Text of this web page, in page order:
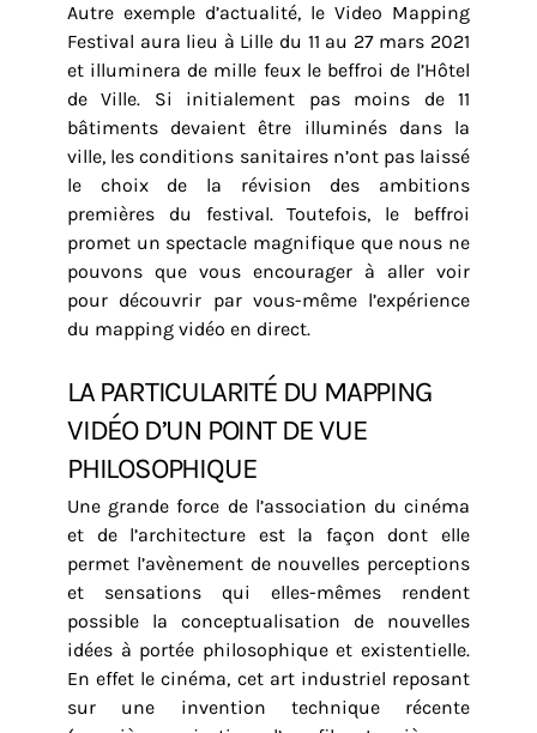
Autre exemple d’actualité, le Video Mapping
Festival aura lieu à Lille du 11 au 27 mars 2021
et illuminera de mille feux le beffroi de l’Hôtel
de Ville. Si initialement pas moins de 11
bâtiments devaient être illuminés dans la
ville, les conditions sanitaires n’ont pas laissé
le choix de la révision des ambitions
premières du festival. Toutefois, le beffroi
promet un spectacle magnifique que nous ne
pouvons que vous encourager à aller voir
pour découvrir par vous-même l’expérience
du mapping vidéo en direct.
LA PARTICULARITÉ DU MAPPING
VIDÉO D’UN POINT DE VUE
PHILOSOPHIQUE
Une grande force de l’association du cinéma
et de l’architecture est la façon dont elle
permet l’avènement de nouvelles perceptions
et sensations qui elles-mêmes rendent
possible la conceptualisation de nouvelles
idées à portée philosophique et existentielle.
En effet le cinéma, cet art industriel reposant
sur une invention technique récente